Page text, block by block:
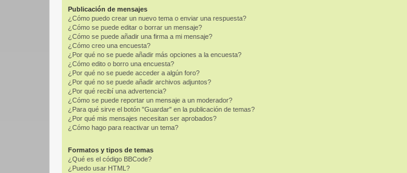
Publicación de mensajes
¿Cómo puedo crear un nuevo tema o enviar una respuesta?
¿Cómo se puede editar o borrar un mensaje?
¿Cómo se puede añadir una firma a mi mensaje?
¿Cómo creo una encuesta?
¿Por qué no se puede añadir más opciones a la encuesta?
¿Cómo edito o borro una encuesta?
¿Por qué no se puede acceder a algún foro?
¿Por qué no se puede añadir archivos adjuntos?
¿Por qué recibí una advertencia?
¿Cómo se puede reportar un mensaje a un moderador?
¿Para qué sirve el botón "Guardar" en la publicación de temas?
¿Por qué mis mensajes necesitan ser aprobados?
¿Cómo hago para reactivar un tema?
Formatos y tipos de temas
¿Qué es el código BBCode?
¿Puedo usar HTML?